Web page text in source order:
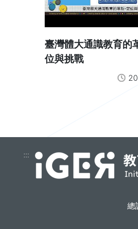
臺灣體大通識教育的
位與挑戰
:::
總